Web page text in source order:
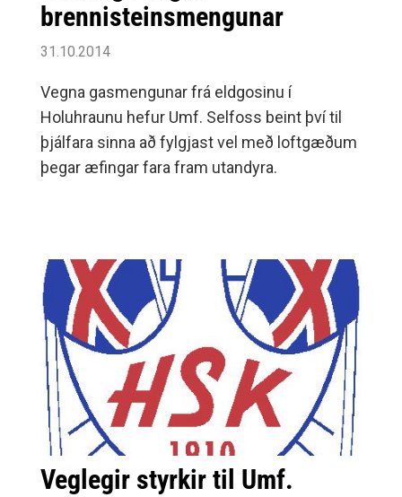
brennisteinsmengunar
31.10.2014
Vegna gasmengunar frá eldgosinu í
Holuhraunu hefur Umf. Selfoss beint því til
þjálfara sinna að fylgjast vel með loftgæðum
þegar æfingar fara fram utandyra.
Veglegir styrkir til Umf.